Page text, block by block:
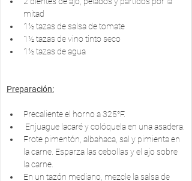
mitad
1½ tazas de salsa de tomate
1½ tazas de vino tinto seco
1½ tazas de agua
Preparación:
Precaliente el horno a 325°F.
Enjuague lacaré y colóquela en una asadera.
Frote pimentón, albahaca, sal y pimienta en
la carne. Esparza las cebollas y el ajo sobre
la carne.
En un tazón mediano, mezcle la salsa de